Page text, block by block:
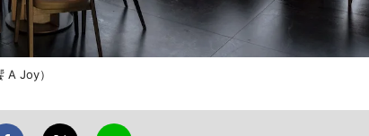
A Joy）